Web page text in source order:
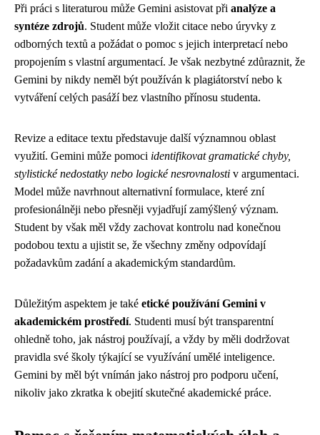
Při práci s literaturou může Gemini asistovat při analýze a
syntéze zdrojů. Student může vložit citace nebo úryvky z
odborných textů a požádat o pomoc s jejich interpretací nebo
propojením s vlastní argumentací. Je však nezbytné zdůraznit, že
Gemini by nikdy neměl být používán k plagiátorství nebo k
vytváření celých pasáží bez vlastního přínosu studenta.
Revize a editace textu představuje další významnou oblast
využití. Gemini může pomoci identifikovat gramatické chyby,
stylistické nedostatky nebo logické nesrovnalosti v argumentaci.
Model může navrhnout alternativní formulace, které zní
profesionálněji nebo přesněji vyjadřují zamýšlený význam.
Student by však měl vždy zachovat kontrolu nad konečnou
podobou textu a ujistit se, že všechny změny odpovídají
požadavkům zadání a akademickým standardům.
Důležitým aspektem je také etické používání Gemini v
akademickém prostředí. Studenti musí být transparentní
ohledně toho, jak nástroj používají, a vždy by měli dodržovat
pravidla své školy týkající se využívání umělé inteligence.
Gemini by měl být vnímán jako nástroj pro podporu učení,
nikoliv jako zkratka k obejití skutečné akademické práce.